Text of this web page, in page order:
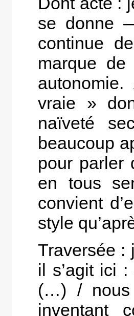
se donne
continue
marque
vraie »
naïveté
beaucoup
pour parler
en tous
convient
style
Traversée :
il s’agit ici
(…) / nous
inventant